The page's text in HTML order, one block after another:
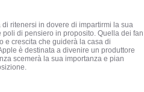
ritenersi in dovere di impartirmi la sua
di pensiero in proposito. Quella dei fan
e crescita che guiderà la casa di
è destinata a divenire un produttore
scemerà la sua importanza e pian